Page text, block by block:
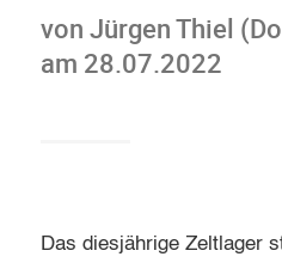
von Jürgen Thiel
am 28.07.2022
Das diesjährige Zeltlager